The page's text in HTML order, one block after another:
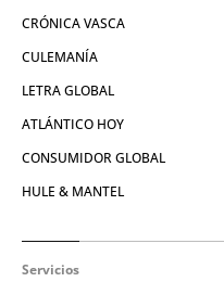
CRÓNICA VASCA
CULEMANÍA
LETRA GLOBAL
ATLÁNTICO HOY
CONSUMIDOR GLOBAL
HULE & MANTEL
Servicios